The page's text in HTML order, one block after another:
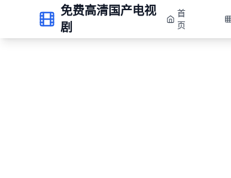
免费高清国产电视
剧
首
页